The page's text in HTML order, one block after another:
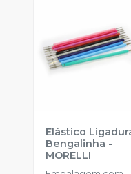
Elástico
Bengalinha -
MORELLI